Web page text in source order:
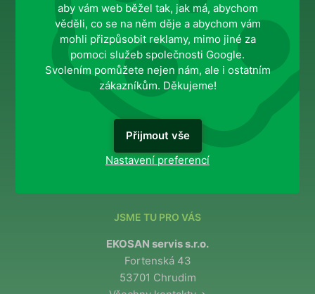
INFORMACE PRO VÁS
Služby
Blog
O nás
MOHLO BY VÁS ZAJÍMAT
Ochrana osobních údajů
Správa souhlasů
JSME TU PRO VÁS
EKOSAN servis s.r.o.
Fortenská 43
53701 Chrudim
aby vám web běžel tak, jak má, abychom
věděli, co se na něm děje a abychom vám
mohli přizpůsobit reklamy, mimo jiné za
pomoci služeb společnosti Google.
Svolením pomůžete nejen nám, ale i ostatním
zákazníkům. Děkujeme!
Nastavení preferencí
Přijmout vše